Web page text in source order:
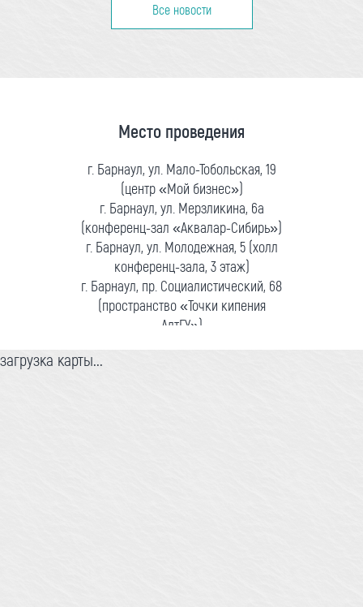
Все новости
Место проведения
г. Барнаул, ул. Мало-Тобольская, 19
(центр «Мой бизнес»)
г. Барнаул, ул. Мерзликина, 6а
(конференц-зал «Аквалар-Сибирь»)
г. Барнаул, ул. Молодежная, 5 (холл
конференц-зала, 3 этаж)
г. Барнаул, пр. Социалистический, 68
(пространство «Точки кипения
АлтГУ»)
загрузка карты...